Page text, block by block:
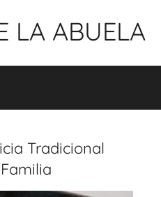
LA ABUELA
Tradicional